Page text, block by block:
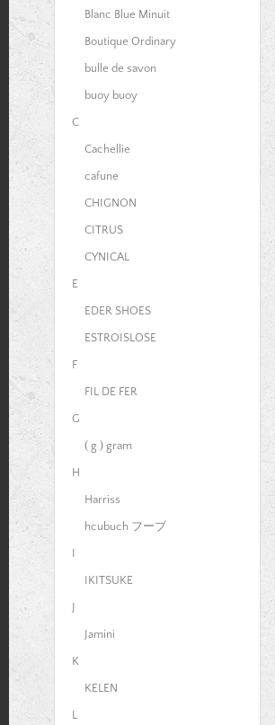
Blanc Blue Minuit
Boutique Ordinary
bulle de savon
buoy buoy
C
Cachellie
cafune
CHIGNON
CITRUS
CYNICAL
E
EDER SHOES
ESTROISLOSE
F
FIL DE FER
G
( g ) gram
H
Harriss
hcubuch フーブ
IKITSUKE
Jamini
K
KELEN
L